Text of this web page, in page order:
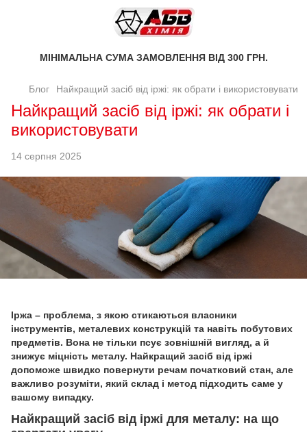
МІНІМАЛЬНА СУМА ЗАМОВЛЕННЯ ВІД 300 ГРН.
Блог Найкращий засіб від іржі: як обрати і використовувати
Найкращий засіб від іржі: як обрати і
використовувати
14 серпня 2025
Іржа – проблема, з якою стикаються власники
інструментів, металевих конструкцій та навіть побутових
предметів. Вона не тільки псує зовнішній вигляд, а й
знижує міцність металу. Найкращий засіб від іржі
допоможе швидко повернути речам початковий стан, але
важливо розуміти, який склад і метод підходить саме у
вашому випадку.
Найкращий засіб від іржі для металу: на що